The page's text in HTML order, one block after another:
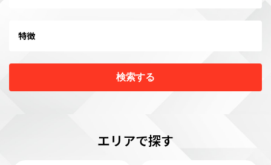
特徴
検索する
エリアで探す